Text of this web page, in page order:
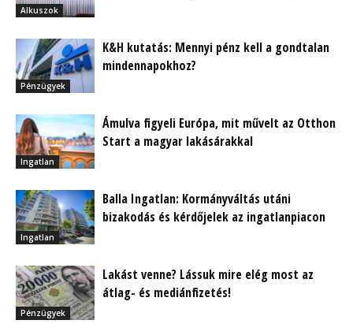
Alkuszok
Pénzügyek
K&H kutatás: Mennyi pénz kell a gondtalan
mindennapokhoz?
Ingatlan
Ámulva figyeli Európa, mit művelt az Otthon
Start a magyar lakásárakkal
Ingatlan
Balla Ingatlan: Kormányváltás utáni
bizakodás és kérdőjelek az ingatlanpiacon
Pénzügyek
Lakást venne? Lássuk mire elég most az
átlag- és mediánfizetés!